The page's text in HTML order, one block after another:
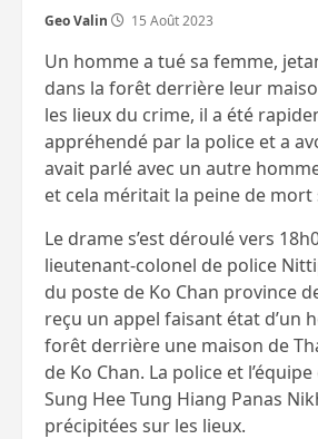
Geo Valin 15 Août 2023
Un homme a tué sa femme,
dans la forêt derrière leur
les lieux du crime, il a été
appréhendé par la police et a
avait parlé avec un autre
et cela méritait la peine de mort
Le drame s’est déroulé vers
lieutenant-colonel de police
du poste de Ko Chan province
reçu un appel faisant état d’un
forêt derrière une maison de
de Ko Chan. La police et
Sung Hee Tung Hiang Panas
précipitées sur les lieux.